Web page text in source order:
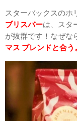
スターバックスのホ
ブリスバーは、スタ
が抜群です！なぜな
マス ブレンドと合